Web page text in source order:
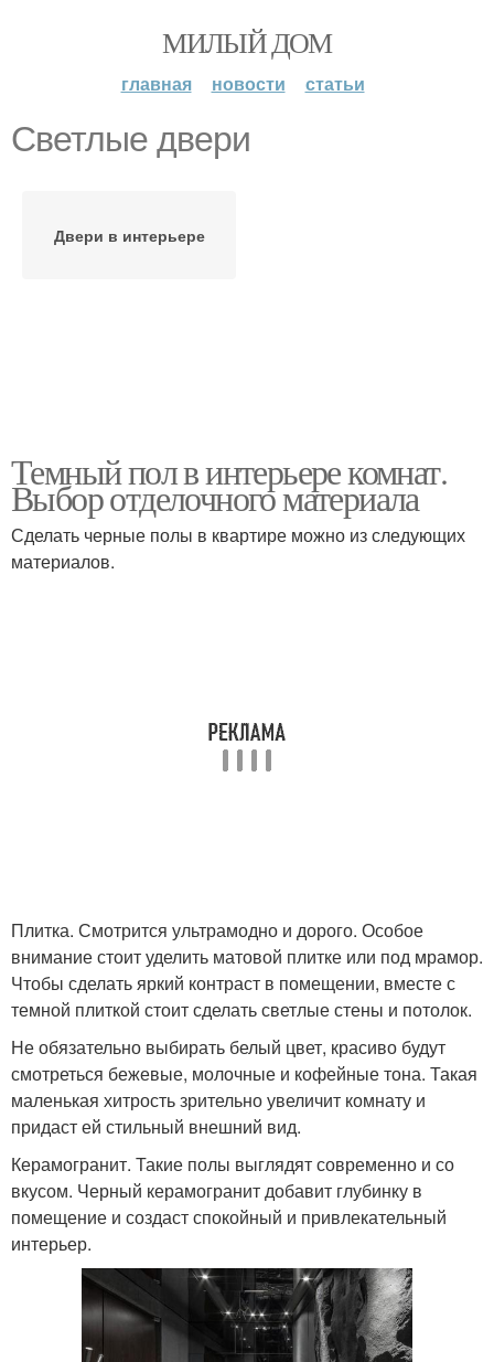
МИЛЫЙ ДОМ
главная новости статьи
Светлые двери
Двери в интерьере
Темный пол в интерьере комнат.
Выбор отделочного материала
Сделать черные полы в квартире можно из следующих
материалов.
Плитка. Смотрится ультрамодно и дорого. Особое
внимание стоит уделить матовой плитке или под мрамор.
Чтобы сделать яркий контраст в помещении, вместе с
темной плиткой стоит сделать светлые стены и потолок.
Не обязательно выбирать белый цвет, красиво будут
смотреться бежевые, молочные и кофейные тона. Такая
маленькая хитрость зрительно увеличит комнату и
придаст ей стильный внешний вид.
Керамогранит. Такие полы выглядят современно и со
вкусом. Черный керамогранит добавит глубинку в
помещение и создаст спокойный и привлекательный
интерьер.